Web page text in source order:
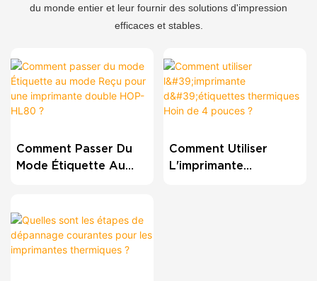
du monde entier et leur fournir des solutions d'impression
efficaces et stables.
Comment Passer Du
Mode Étiquette Au
HOP-HL80 ?
Comment Utiliser
L'imprimante